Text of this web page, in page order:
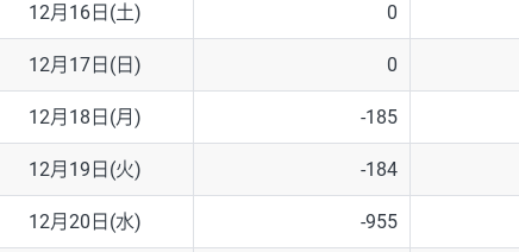
12月16日(土) 0
12月17日(日) 0
12月18日(月) -185
12月19日(火) -184
12月20日(水) -955